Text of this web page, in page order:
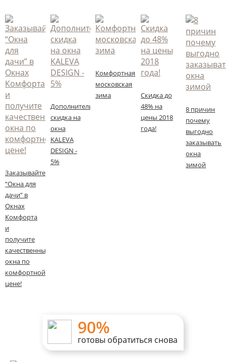
Заказывайте
“Окна для
дачи” в
Окнах
Комфорта
и
получите
качественные
окна по
комфортной
цене!
Дополнительная
скидка на
окна
KALEVA
DESIGN -
5%
Комфортная
московская
зима
Скидка до
48% на
цены 2018
года!
8 причин
почему
выгодно
заказывать
окна
зимой
90%
готовы обратиться снова